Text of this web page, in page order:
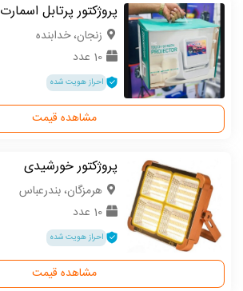
پروژکتور پرتابل اسمارت
زنجان، خدابنده
10 عدد
احراز هویت شده
مشاهده قیمت
پروژکتور خورشیدی
هرمزگان، بندرعباس
10 عدد
احراز هویت شده
مشاهده قیمت